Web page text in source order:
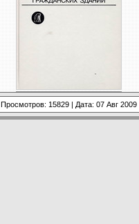
Просмотров: 15829 | Дата: 07 Авг 2009